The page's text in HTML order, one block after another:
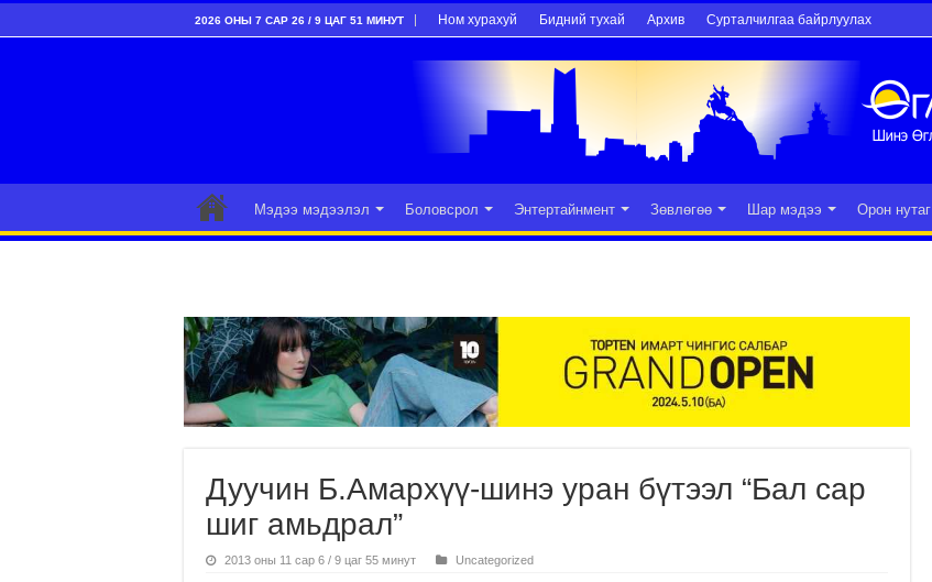
2026 ОНЫ 7 САР 26 / 9 ЦАГ 51 МИНУТ Ном хурахуй Бидний тухай Архив Сурталчилгаа байрлуулах
Мэдээ мэдээлэл Боловсрол Энтертайнмент Зөвлөгөө Шар мэдээ Орон нутаг
Дуучин Б.Амархүү-шинэ уран бүтээл “Бал сар
шиг амьдрал”
2013 оны 11 сар 6 / 9 цаг 55 минут Uncategorized